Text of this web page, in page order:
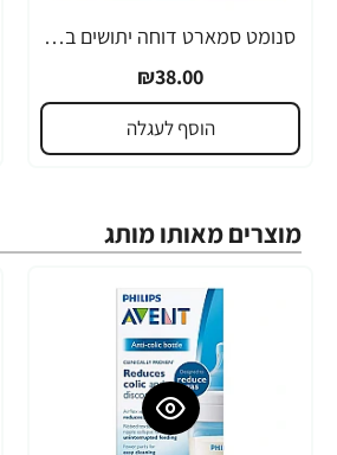
סנומט סמארט דוחה יתושים בעזרת מכשיר חשמלי עם מפסק בטיחות לכיבוי אוטומטי + 2 מילוי
₪38.00
הוסף לעגלה
מוצרים מאותו מותג